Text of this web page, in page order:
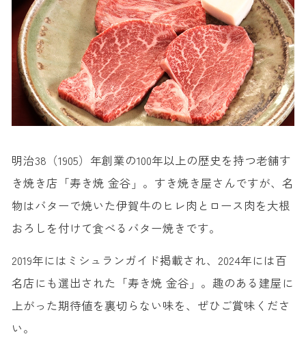
明治38（1905）年創業の100年以上の歴史を持つ老舗す
き焼き店「寿き焼 金谷」。すき焼き屋さんですが、名
物はバターで焼いた伊賀牛のヒレ肉とロース肉を大根
おろしを付けて食べるバター焼きです。
2019年にはミシュランガイド掲載され、2024年には百
名店にも選出された「寿き焼 金谷」。趣のある建屋に
上がった期待値を裏切らない味を、ぜひご賞味くださ
い。